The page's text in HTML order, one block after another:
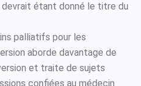
étant donné le titre du
palliatifs pour les
aborde davantage de
et traite de sujets
confiées au médecin